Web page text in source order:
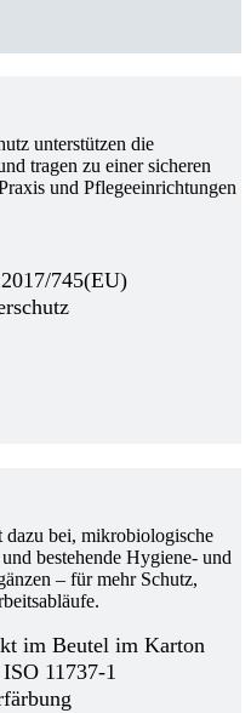
unterstützen die
tragen zu einer sicheren
und Pflegeeinrichtungen
745(EU)
dazu bei, mikrobiologische
bestehende Hygiene- und
– für mehr Schutz,
im Beutel im Karton
11737-1